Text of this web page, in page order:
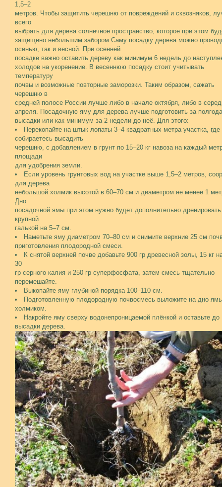
1,5–2
метров. Чтобы защитить черешню от повреждений и сквозняков,
всего
выбрать для дерева солнечное пространство, которое при этом
защищено небольшим забором.Саму посадку дерева можно
осенью, так и весной. При осенней
посадке важно оставить дереву как минимум 6 недель до
холодов на укоренение. В весеннюю посадку стоит учитывать
температуру
почвы и возможные повторные заморозки. Таким образом, сажать
черешню в
средней полосе России лучше либо в начале октября, либо в
апреля. Посадочную яму для дерева лучше подготовить за
высадки или как минимум за 2 недели до неё. Для этого:
Перекопайте на штык лопаты 3–4 квадратных метра участка, где
собираетесь высадить
черешню, с добавлением в грунт по 15–20 кг навоза на каждый
площади
для удобрения земли.
Если уровень грунтовых вод на участке выше 1,5–2 метров,
для дерева
небольшой холмик высотой в 60–70 см и диаметром не менее 1
Дно
посадочной ямы при этом нужно будет дополнительно дренировать
крупной
галькой на 5–7 см.
Наметьте яму диаметром 70–80 см и снимите верхние 25 см
приготовления плодородной смеси.
К снятой верхней почве добавьте 900 гр древесной золы, 15 кг
30
гр серного калия и 250 гр суперфосфата, затем смесь тщательно
перемешайте.
Выкопайте яму глубиной порядка 100–110 см.
Подготовленную плодородную почвосмесь выложите на дно
холмиком.
Накройте яму сверху водонепроницаемой плёнкой и оставьте до
высадки дерева.